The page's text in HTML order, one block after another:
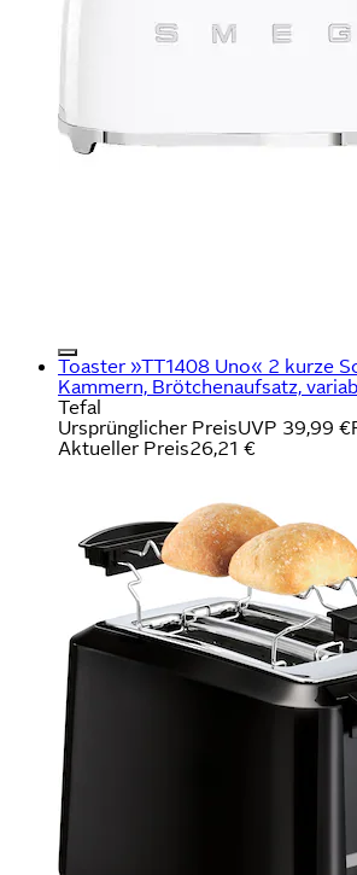
Toaster »TT1408 Uno« 2 kurze
Kammern, Brötchenaufsatz,
Tefal
Ursprünglicher PreisUVP 39,99 €
Aktueller Preis26,21 €